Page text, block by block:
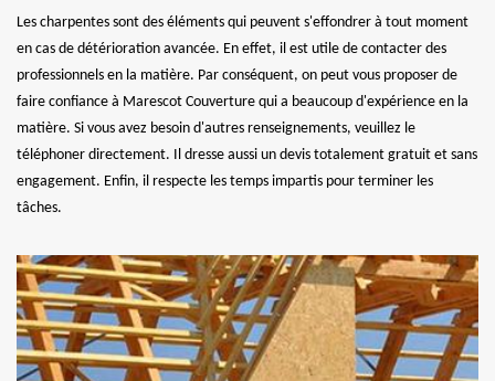
Les charpentes sont des éléments qui peuvent s'effondrer à tout moment
en cas de détérioration avancée. En effet, il est utile de contacter des
professionnels en la matière. Par conséquent, on peut vous proposer de
faire confiance à Marescot Couverture qui a beaucoup d'expérience en la
matière. Si vous avez besoin d'autres renseignements, veuillez le
téléphoner directement. Il dresse aussi un devis totalement gratuit et sans
engagement. Enfin, il respecte les temps impartis pour terminer les
tâches.